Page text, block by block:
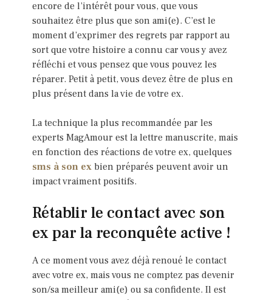
encore de l’intérêt pour vous, que vous
souhaitez être plus que son ami(e). C’est le
moment d’exprimer des regrets par rapport au
sort que votre histoire a connu car vous y avez
réfléchi et vous pensez que vous pouvez les
réparer. Petit à petit, vous devez être de plus en
plus présent dans la vie de votre ex.
La technique la plus recommandée par les
experts MagAmour est la lettre manuscrite, mais
en fonction des réactions de votre ex, quelques
sms à son exbien préparés peuvent avoir un
impact vraiment positifs.
Rétablir le contact avec son
ex par la reconquête active !
A ce moment vous avez déjà renoué le contact
avec votre ex, mais vous ne comptez pas devenir
son/sa meilleur ami(e) ou sa confidente. Il est